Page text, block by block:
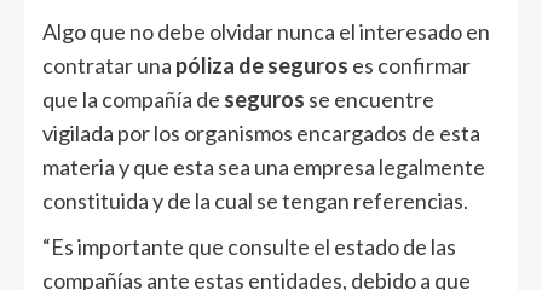
Algo que no debe olvidar nunca el interesado en
contratar una póliza de seguros es confirmar
que la compañía de seguros se encuentre
vigilada por los organismos encargados de esta
materia y que esta sea una empresa legalmente
constituida y de la cual se tengan referencias.
“Es importante que consulte el estado de las
compañías ante estas entidades, debido a que